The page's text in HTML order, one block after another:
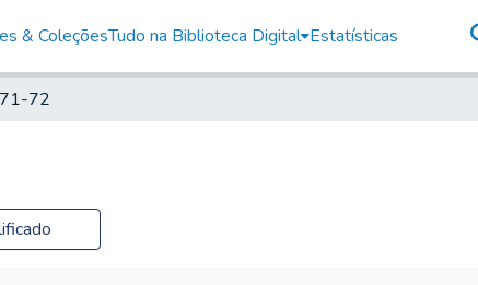
& ColeçõesTudo na Biblioteca Digital Estatísticas
72